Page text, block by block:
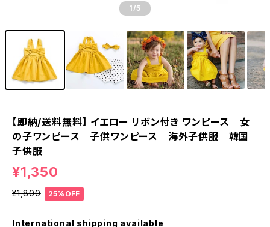
1 /5
【即納/送料無料】 イエロー リボン付き ワンピース 女
の子ワンピース 子供ワンピース 海外子供服 韓国
子供服
¥1,350
¥1,800 25%OFF
International shipping available